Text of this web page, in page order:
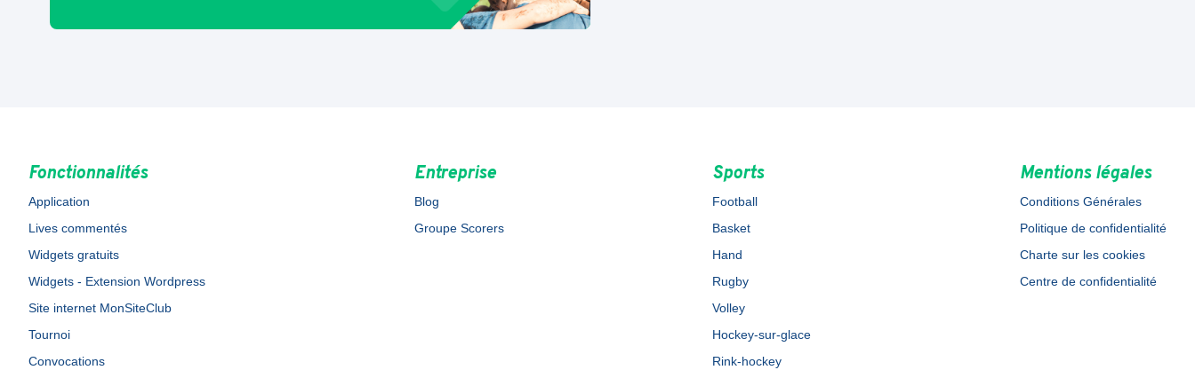
Fonctionnalités
Application
Lives commentés
Widgets gratuits
Widgets - Extension Wordpress
Site internet MonSiteClub
Tournoi
Convocations
Entreprise
Blog
Groupe Scorers
Sports
Football
Basket
Hand
Rugby
Volley
Hockey-sur-glace
Rink-hockey
Mentions légales
Conditions Générales
Politique de confidentialité
Charte sur les cookies
Centre de confidentialité